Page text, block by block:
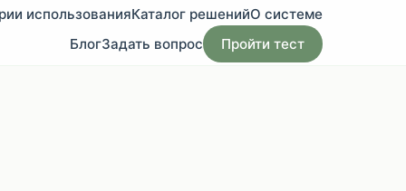
использованияКаталог решенийО системе
БлогЗадать вопрос Пройти тест